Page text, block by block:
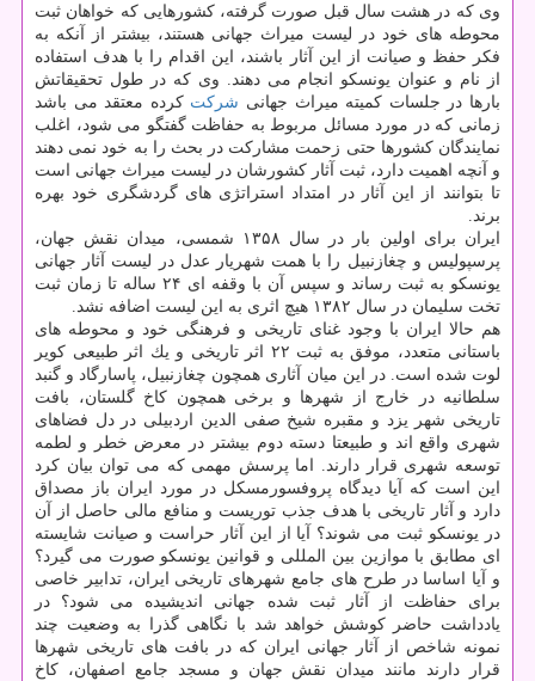
وی كه در هشت سال قبل صورت گرفته، كشورهایی كه خواهان ثبت
محوطه های خود در لیست میراث جهانی هستند، بیشتر از آنكه به
فكر حفظ و صیانت از این آثار باشند، این اقدام را با هدف استفاده
از نام و عنوان یونسكو انجام می دهند. وی كه در طول تحقیقاتش
بارها در جلسات كمیته میراث جهانی شركت كرده معتقد می باشد
زمانی كه در مورد مسائل مربوط به حفاظت گفتگو می شود، اغلب
نمایندگان كشورها حتی زحمت مشاركت در بحث را به خود نمی دهند
و آنچه اهمیت دارد، ثبت آثار كشورشان در لیست میراث جهانی است
تا بتوانند از این آثار در امتداد استراتژی های گردشگری خود بهره
برند.
ایران برای اولین بار در سال ۱۳۵۸ شمسی، میدان نقش جهان،
پرسپولیس و چغازنبیل را با همت شهریار عدل در لیست آثار جهانی
یونسكو به ثبت رساند و سپس آن با وقفه ای ۲۴ ساله تا زمان ثبت
تخت سلیمان در سال ۱۳۸۲ هیچ اثری به این لیست اضافه نشد.
هم حالا ایران با وجود غنای تاریخی و فرهنگی خود و محوطه های
باستانی متعدد، موفق به ثبت ۲۲ اثر تاریخی و یك اثر طبیعی كویر
لوت شده است. در این میان آثاری همچون چغازنبیل، پاسارگاد و گنبد
سلطانیه در خارج از شهرها و برخی همچون كاخ گلستان، بافت
تاریخی شهر یزد و مقبره شیخ صفی الدین اردبیلی در دل فضاهای
شهری واقع اند و طبیعتا دسته دوم بیشتر در معرض خطر و لطمه
توسعه شهری قرار دارند. اما پرسش مهمی كه می توان بیان كرد
این است كه آیا دیدگاه پروفسورمسكل در مورد ایران باز مصداق
دارد و آثار تاریخی با هدف جذب توریست و منافع مالی حاصل از آن
در یونسكو ثبت می شوند؟ آیا از این آثار حراست و صیانت شایسته
ای مطابق با موازین بین المللی و قوانین یونسكو صورت می گیرد؟
و آیا اساسا در طرح های جامع شهرهای تاریخی ایران، تدابیر خاصی
برای حفاظت از آثار ثبت شده جهانی اندیشیده می شود؟ در
یادداشت حاضر كوشش خواهد شد با نگاهی گذرا به وضعیت چند
نمونه شاخص از آثار جهانی ایران كه در بافت های تاریخی شهرها
قرار دارند مانند میدان نقش جهان و مسجد جامع اصفهان، كاخ